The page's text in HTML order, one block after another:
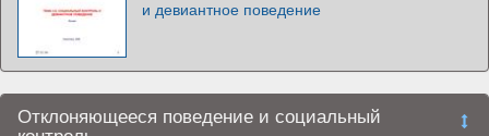
и девиантное поведение
Отклоняющееся поведение и социальный